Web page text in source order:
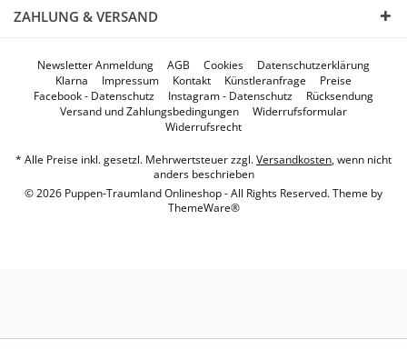
ZAHLUNG & VERSAND
Newsletter Anmeldung AGB Cookies
Datenschutzerklärung
Klarna
Impressum Kontakt Künstleranfrage
Preise
Facebook - Datenschutz
Instagram - Datenschutz
Rücksendung
Versand und Zahlungsbedingungen
Widerrufsformular
Widerrufsrecht
* Alle Preise inkl. gesetzl. Mehrwertsteuer zzgl.Versandkosten, wenn nicht
anders beschrieben
© 2026 Puppen-Traumland Onlineshop - All Rights Reserved. Theme by
ThemeWare®